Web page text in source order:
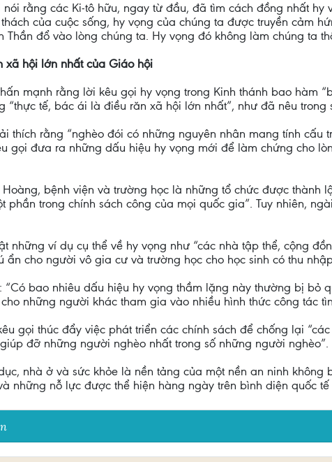
rằng các Ki-tô hữu, ngay từ đầu, đã tìm cách đồng nhất
của cuộc sống, hy vọng của chúng ta được truyền cảm
Thần đổ vào lòng chúng ta. Hy vọng đó không làm chúng ta
xã hội lớn nhất của Giáo hội
mạnh rằng lời kêu gọi hy vọng trong Kinh thánh bao hàm
“thực tế, bác ái là điều răn xã hội lớn nhất”, như đã nêu
thích rằng “nghèo đói có những nguyên nhân mang tính
gọi đưa ra những dấu hiệu hy vọng mới để làm chứng cho
bệnh viện và trường học là những tổ chức được thành
phần trong chính sách công của mọi quốc gia”. Tuy nhiên,
những ví dụ cụ thể về hy vọng như “các nhà tập thể, cộng
ẩn cho người vô gia cư và trường học cho học sinh có thu
“Có bao nhiêu dấu hiệu hy vọng thầm lặng này thường bị
những người khác tham gia vào nhiều hình thức công tác
gọi thúc đẩy việc phát triển các chính sách để chống lại
đỡ những người nghèo nhất trong số những người nghèo”.
nhà ở và sức khỏe là nền tảng của một nền an ninh
những nỗ lực được thể hiện hàng ngày trên bình diện quốc